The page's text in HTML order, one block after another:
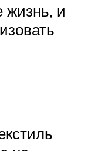
жизнь, и